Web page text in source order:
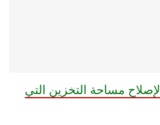
لإصلاح مساحة التخزين التي